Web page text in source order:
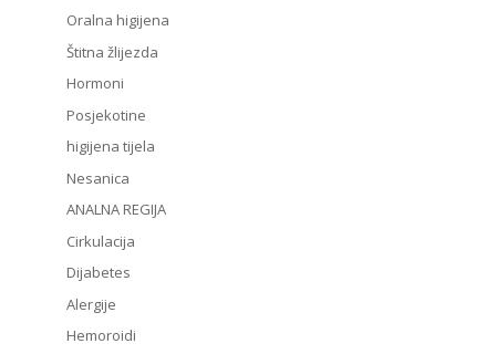
Oralna higijena
Štitna žlijezda
Hormoni
Posjekotine
higijena tijela
Nesanica
ANALNA REGIJA
Cirkulacija
Dijabetes
Alergije
Hemoroidi